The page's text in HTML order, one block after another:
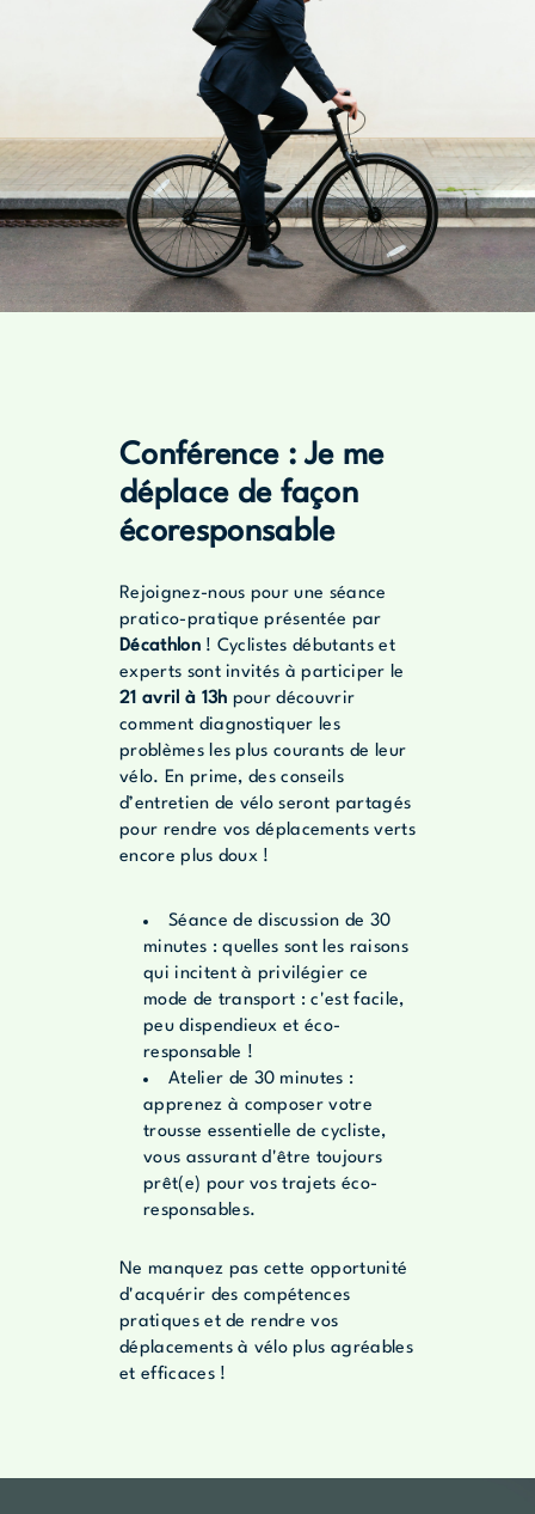
Conférence : Je me
déplace de façon
écoresponsable
Rejoignez-nous pour une séance
pratico-pratique présentée par
Décathlon! Cyclistes débutants et
experts sont invités à participer le
21 avril à 13h pour découvrir
comment diagnostiquer les
problèmes les plus courants de leur
vélo. En prime, des conseils
d’entretien de vélo seront partagés
pour rendre vos déplacements verts
encore plus doux !
Séance de discussion de 30
minutes : quelles sont les raisons
qui incitent à privilégier ce
mode de transport : c'est facile,
peu dispendieux et éco-
responsable !
Atelier de 30 minutes :
apprenez à composer votre
trousse essentielle de cycliste,
vous assurant d'être toujours
prêt(e) pour vos trajets éco-
responsables.
Ne manquez pas cette opportunité
d'acquérir des compétences
pratiques et de rendre vos
déplacements à vélo plus agréables
et efficaces !